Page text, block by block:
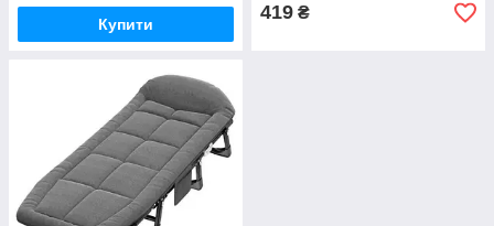
Купити
419 ₴